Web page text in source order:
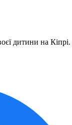
дитини на Кіпрі.